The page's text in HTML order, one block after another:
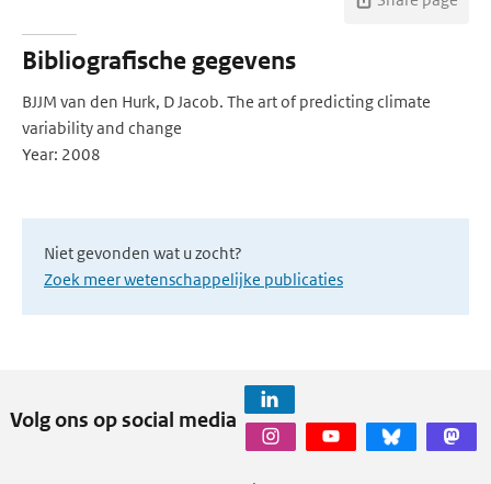
Bibliografische gegevens
BJJM van den Hurk, D Jacob. The art of predicting climate
variability and change
Year: 2008
Niet gevonden wat u zocht?
Zoek meer wetenschappelijke publicaties
Volg ons op social media